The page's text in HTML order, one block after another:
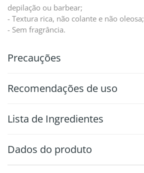
depilação ou barbear;
- Textura rica, não colante e não oleosa;
- Sem fragrância.
Precauções
Recomendações de uso
⁠Lista de Ingredientes
Dados do produto